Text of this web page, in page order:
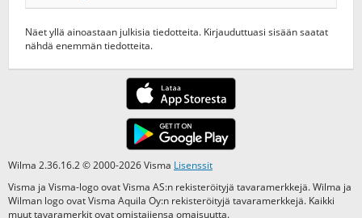
Näet yllä ainoastaan julkisia tiedotteita. Kirjauduttuasi sisään saatat
nähdä enemmän tiedotteita.
Wilma 2.36.16.2 © 2000-2026 Visma Lisenssit
Visma ja Visma-logo ovat Visma AS:n rekisteröityjä tavaramerkkejä. Wilma ja
Wilman logo ovat Visma Aquila Oy:n rekisteröityjä tavaramerkkejä. Kaikki
muut tavaramerkit ovat omistajiensa omaisuutta.